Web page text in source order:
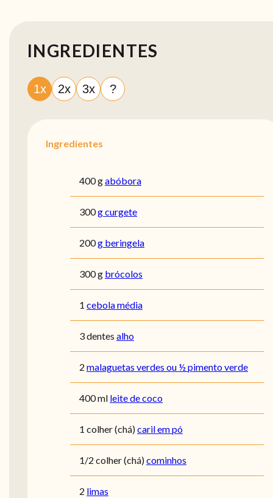
INGREDIENTES
1x 2x 3x ?
Ingredientes
400 gabóbora
300g curgete
200g beringela
300 g brócolos
1 cebola média
3 dentes alho
2 malaguetas verdes ou ½ pimento verde
400 ml leite de coco
1 colher (chá)caril em pó
1/2 colher (chá)cominhos
2 limas